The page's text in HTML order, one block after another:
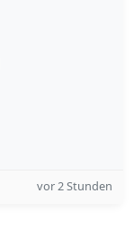
vor 2 Stunden